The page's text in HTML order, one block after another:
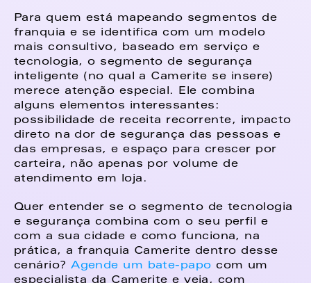
Para quem está mapeando segmentos de
franquia e se identifica com um modelo
mais consultivo, baseado em serviço e
tecnologia, o segmento de segurança
inteligente (no qual a Camerite se insere)
merece atenção especial. Ele combina
alguns elementos interessantes:
possibilidade de receita recorrente, impacto
direto na dor de segurança das pessoas e
das empresas, e espaço para crescer por
carteira, não apenas por volume de
atendimento em loja.
Quer entender se o segmento de tecnologia
e segurança combina com o seu perfil e
com a sua cidade e como funciona, na
prática, a franquia Camerite dentro desse
cenário? Agende um bate-papo com um
especialista da Camerite e veja, com